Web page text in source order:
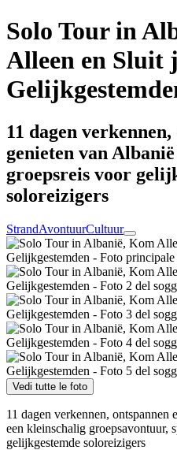
Solo Tour in
Alleen en Sluit
11 dagen
genieten van
groepsreis voor
soloreizigers
StrandAvontuurCultuur
Vedi tutte le foto
11 dagen verkennen,
een kleinschalig groepsavontuur,
gelijkgestemde soloreizigers